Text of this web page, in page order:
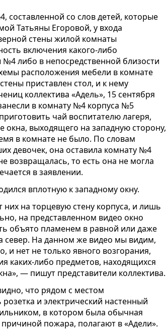
со слов детей, которые
Татьяны Егоровой, у входа
стены жилой комнаты
включения какого-либо
либо в непосредственной близости
расположения мебели в комнате
приставлен стол, и к нему
коллектива «Адель», 15 сентября
в комнату №4 корпуса №5
чай воспитателю лагеря,
окна, выходящего на западную сторону,
в комнате не было. По словам
девочек, она оставила комнату №4
возвращалась, то есть она не могла
в заявлении.
вплотную к западному окну.
на торцевую стену корпуса, и лишь
на представленном видео окно
объято пламенем в равной или даже
север. На данном же видео мы видим,
и нет не только явного возгорания,
каких-либо предметов, находящихся
— пишут представители коллектива.
что рядом с местом
и электрический настенный
в котором была обычная
пожара, полагают в «Адели».